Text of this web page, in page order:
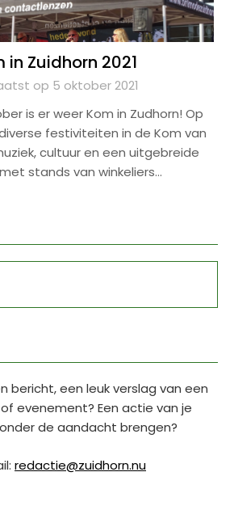
in Zuidhorn 2021
op 5 oktober 2021
is er weer Kom in Zudhorn! Op
festiviteiten in de Kom van
cultuur en een uitgebreide
stands van winkeliers…
bericht, een leuk verslag van een
evenement? Een actie van je
de aandacht brengen?
redactie@zuidhorn.nu